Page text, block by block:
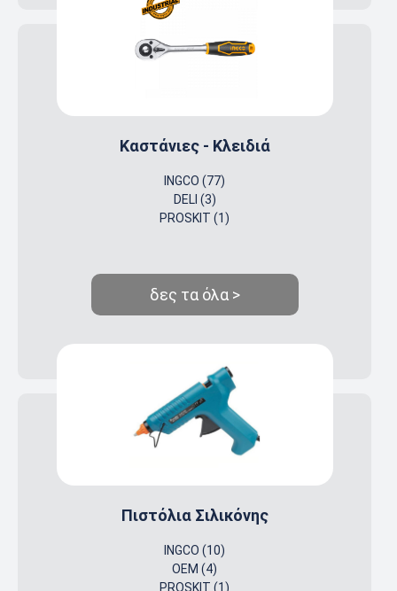
Καστάνιες - Κλειδιά
INGCO (77)
DELI (3)
PROSKIT (1)
δες τα όλα >
Πιστόλια Σιλικόνης
INGCO (10)
OEM (4)
PROSKIT (1)